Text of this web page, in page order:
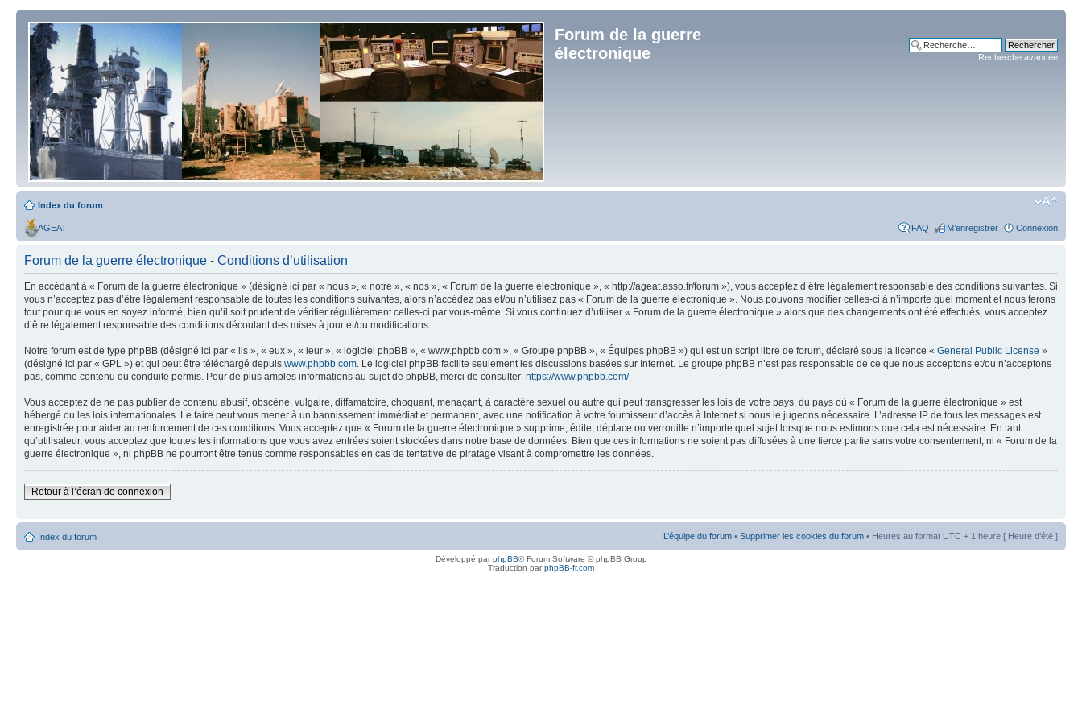
Forum de la guerre
électronique
Recherche avancée
Index du forum
AGEAT FAQ M’enregistrer Connexion
Forum de la guerre électronique - Conditions d’utilisation
En accédant à « Forum de la guerre électronique » (désigné ici par « nous », « notre », « nos », « Forum de la guerre électronique », « http://ageat.asso.fr/forum »), vous acceptez d’être légalement responsable des conditions suivantes. Si
vous n’acceptez pas d’être légalement responsable de toutes les conditions suivantes, alors n’accédez pas et/ou n’utilisez pas « Forum de la guerre électronique ». Nous pouvons modifier celles-ci à n’importe quel moment et nous ferons
tout pour que vous en soyez informé, bien qu’il soit prudent de vérifier régulièrement celles-ci par vous-même. Si vous continuez d’utiliser « Forum de la guerre électronique » alors que des changements ont été effectués, vous acceptez
d’être légalement responsable des conditions découlant des mises à jour et/ou modifications.
Notre forum est de type phpBB (désigné ici par « ils », « eux », « leur », « logiciel phpBB », « www.phpbb.com », « Groupe phpBB », « Équipes phpBB ») qui est un script libre de forum, déclaré sous la licence « General Public License »
(désigné ici par « GPL ») et qui peut être téléchargé depuis www.phpbb.com. Le logiciel phpBB facilite seulement les discussions basées sur Internet. Le groupe phpBB n’est pas responsable de ce que nous acceptons et/ou n’acceptons
pas, comme contenu ou conduite permis. Pour de plus amples informations au sujet de phpBB, merci de consulter: https://www.phpbb.com/.
Vous acceptez de ne pas publier de contenu abusif, obscène, vulgaire, diffamatoire, choquant, menaçant, à caractère sexuel ou autre qui peut transgresser les lois de votre pays, du pays où « Forum de la guerre électronique » est
hébergé ou les lois internationales. Le faire peut vous mener à un bannissement immédiat et permanent, avec une notification à votre fournisseur d’accès à Internet si nous le jugeons nécessaire. L’adresse IP de tous les messages est
enregistrée pour aider au renforcement de ces conditions. Vous acceptez que « Forum de la guerre électronique » supprime, édite, déplace ou verrouille n’importe quel sujet lorsque nous estimons que cela est nécessaire. En tant
qu’utilisateur, vous acceptez que toutes les informations que vous avez entrées soient stockées dans notre base de données. Bien que ces informations ne soient pas diffusées à une tierce partie sans votre consentement, ni « Forum de la
guerre électronique », ni phpBB ne pourront être tenus comme responsables en cas de tentative de piratage visant à compromettre les données.
Retour à l’écran de connexion
Index du forum L’équipe du forum • Supprimer les cookies du forum • Heures au format UTC + 1 heure [ Heure d’été ]
Développé parphpBB® Forum Software © phpBB Group
Traduction parphpBB-fr.com